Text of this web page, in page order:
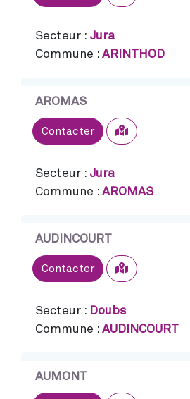
Secteur : Jura
Commune : ARINTHOD
AROMAS
Contacter Sélectionner
Secteur : Jura
Commune : AROMAS
AUDINCOURT
Contacter Sélectionner
Secteur : Doubs
Commune : AUDINCOURT
AUMONT